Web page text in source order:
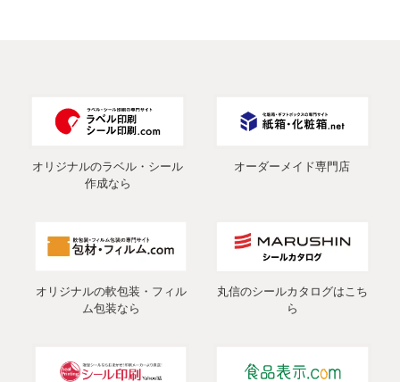
オリジナルのラベル・シール
作成なら
オーダーメイド専門店
オリジナルの軟包装・フィル
ム包装なら
丸信のシールカタログはこち
ら